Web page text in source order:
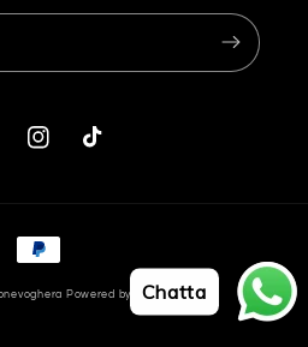
InstagramTikTok
Metodi
pagamentoPowered by ShopifyChatta